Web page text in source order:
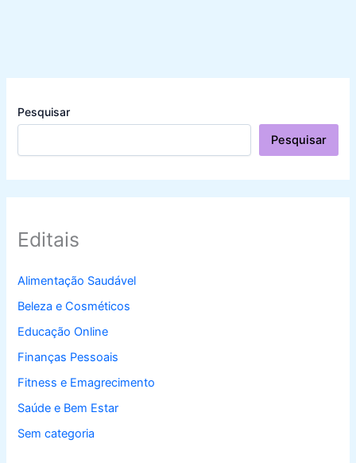
Pesquisar
Pesquisar
Editais
Alimentação Saudável
Beleza e Cosméticos
Educação Online
Finanças Pessoais
Fitness e Emagrecimento
Saúde e Bem Estar
Sem categoria